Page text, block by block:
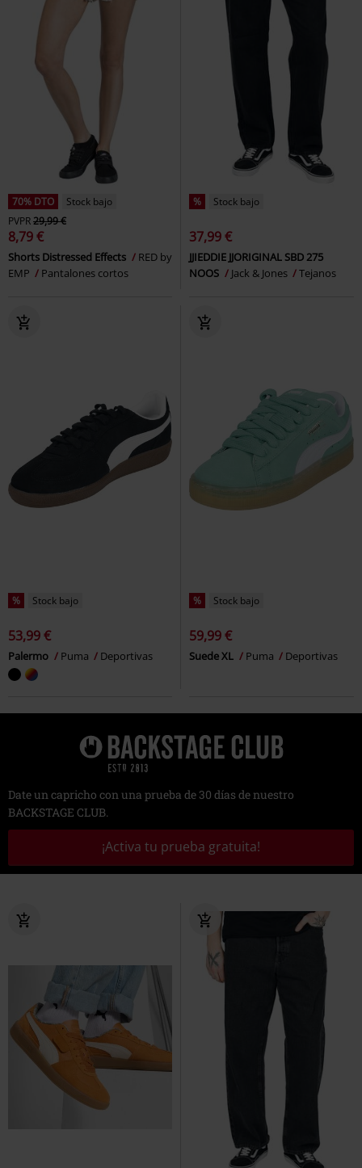
70% DTO
Stock bajo
PVPR29,99 €
8,79 €
Shorts Distressed Effects
RED by
EMP
Pantalones cortos
% Stock bajo
37,99 €
JJIEDDIE JJORIGINAL SBD 275
NOOS
Jack & Jones Tejanos
% Stock bajo
53,99 €
Palermo Puma Deportivas
% Stock bajo
59,99 €
Suede XL Puma Deportivas
Date un capricho con una prueba de 30 días de nuestro
BACKSTAGE CLUB.
¡Activa tu prueba gratuita!